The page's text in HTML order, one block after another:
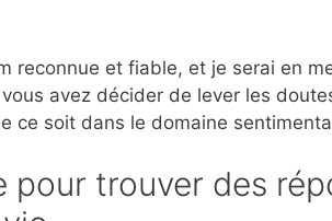
reconnue et fiable, et je serai en
avez décider de lever les
ce soit dans le domaine
pour trouver des